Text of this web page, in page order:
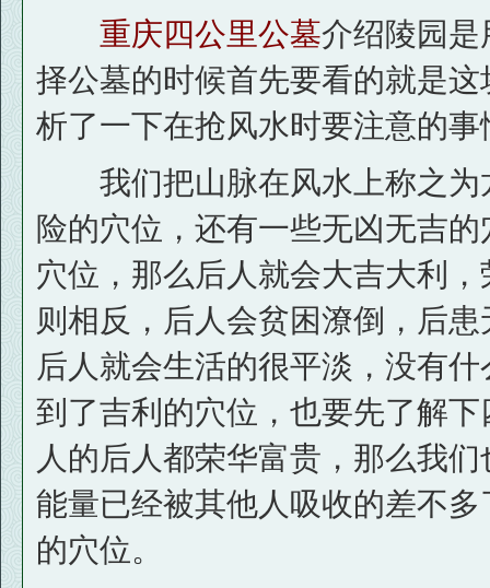
重庆四公里公墓介绍陵园是
择公墓的时候首先要看的就是
析了一下在抢风水时要注意的事
我们把山脉在风水上称之为
险的穴位，还有一些无凶无吉
穴位，那么后人就会大吉大利
则相反，后人会贫困潦倒，后
后人就会生活的很平淡，没有
到了吉利的穴位，也要先了解
人的后人都荣华富贵，那么我
能量已经被其他人吸收的差不
的穴位。